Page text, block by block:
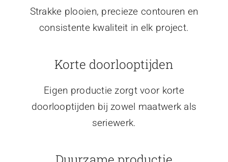
Strakke plooien, precieze contouren en
consistente kwaliteit in elk project.
Korte doorlooptijden
Eigen productie zorgt voor korte
doorlooptijden bij zowel maatwerk als
seriewerk.